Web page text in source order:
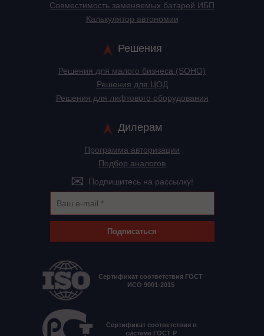
Cовместимость заменяемых батарей ИБП
Калькулятор автономии
Решения
Решения для малого бизнеса (SOHO)
Решения для ЦОД
Решения для лифтового оборудования
Дилерам
Программа авторизации
Подбор аналогов
Подпишитесь на рассылку!
Подписаться
Сертификат соответствия ГОСТ
ИСО 9001-2015
Сертификат соответствия в
системе ГОСТ Р